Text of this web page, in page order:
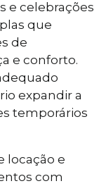
e celebrações
que
de
e conforto.
expandir a
temporários
locação e
com